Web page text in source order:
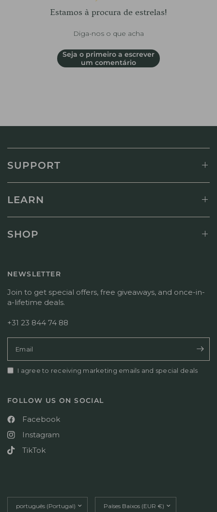
Estamos à procura de estrelas!
Diga-nos o que acha
Seja o primeiro a escrever
um comentário
SUPPORT
LEARN
SHOP
NEWSLETTER
Join to get special offers, free giveaways, and once-in-
a-lifetime deals.
+31 23 844 74 88
Email
I agree to receiving marketing emails and special deals
FOLLOW US ON SOCIAL
Facebook
Instagram
TikTok
country/region
country/region